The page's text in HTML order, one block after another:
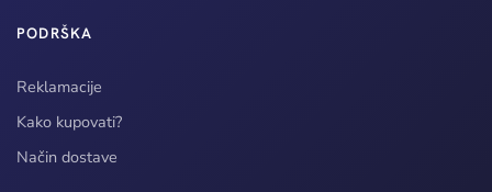
PODRŠKA
Reklamacije
Kako kupovati?
Način dostave